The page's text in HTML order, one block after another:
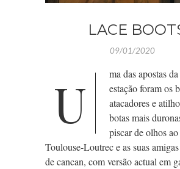
LACE
09/01/2020
U
ma das apostas
estação foram os
atacadores e
botas mais
piscar de olhos
Toulouse-Loutrec e as suas
de cancan, com versão actual em